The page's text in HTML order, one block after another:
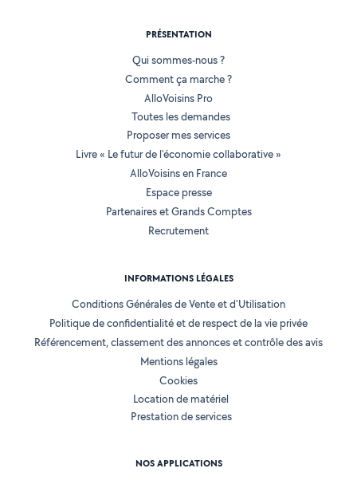
PRÉSENTATION
Qui sommes-nous ?
Comment ça marche ?
AlloVoisins Pro
Toutes les demandes
Proposer mes services
Livre « Le futur de l'économie collaborative »
AlloVoisins en France
Espace presse
Partenaires et Grands Comptes
Recrutement
INFORMATIONS LÉGALES
Conditions Générales de Vente et d'Utilisation
Politique de confidentialité et de respect de la vie privée
Référencement, classement des annonces et contrôle des avis
Mentions légales
Cookies
Location de matériel
Prestation de services
NOS APPLICATIONS